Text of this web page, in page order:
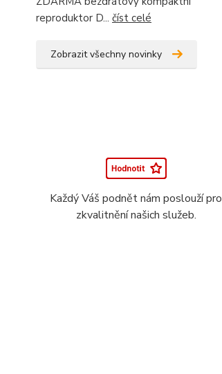
reproduktor D... číst celé
Zobrazit všechny novinky
Každý Váš podnět nám poslouží pro
zkvalitnění našich služeb.